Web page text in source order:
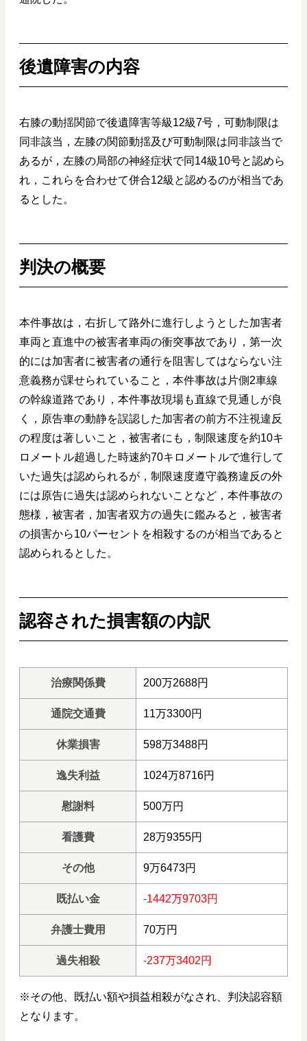
後遺障害の内容
右膝の動揺関節で後遺障害等級12級7号，可動制限は
同非該当，左膝の関節動揺及び可動制限は同非該当で
あるが，左膝の局部の神経症状で同14級10号と認めら
れ，これらを合わせて併合12級と認めるのが相当であ
るとした。
判決の概要
本件事故は，右折して路外に進行しようとした加害者
車両と直進中の被害者車両の衝突事故であり，第一次
的には加害者に被害者の通行を阻害してはならない注
意義務が課せられていること，本件事故は片側2車線
の幹線道路であり，本件事故現場も直線で見通しが良
く，原告車の動静を誤認した加害者の前方不注視違反
の程度は著しいこと，被害者にも，制限速度を約10キ
ロメートル超過した時速約70キロメートルで進行して
いた過失は認められるが，制限速度遵守義務違反の外
には原告に過失は認められないことなど，本件事故の
態様，被害者，加害者双方の過失に鑑みると，被害者
の損害から10パーセントを相殺するのが相当であると
認められるとした。
認容された損害額の内訳
治療関係費 200万2688円
通院交通費 11万3300円
休業損害 598万3488円
逸失利益 1024万8716円
慰謝料 500万円
看護費 28万9355円
その他 9万6473円
既払い金 -1442万9703円
弁護士費用 70万円
過失相殺 -237万3402円
※その他、既払い額や損益相殺がなされ、判決認容額
となります。